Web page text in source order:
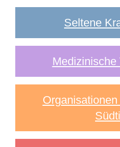
Seltene
Medizinische